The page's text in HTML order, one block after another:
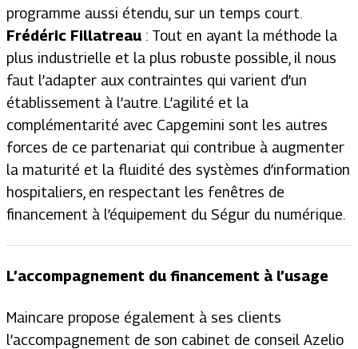
programme aussi étendu, sur un temps court.
Frédéric Fillatreau : Tout en ayant la méthode la
plus industrielle et la plus robuste possible, il nous
faut l’adapter aux contraintes qui varient d’un
établissement à l’autre. L’agilité et la
complémentarité avec Capgemini sont les autres
forces de ce partenariat qui contribue à augmenter
la maturité et la fluidité des systèmes d’information
hospitaliers, en respectant les fenêtres de
financement à l’équipement du Ségur du numérique.
L’accompagnement du financement à l’usage
Maincare propose également à ses clients
l’accompagnement de son cabinet de conseil Azelio